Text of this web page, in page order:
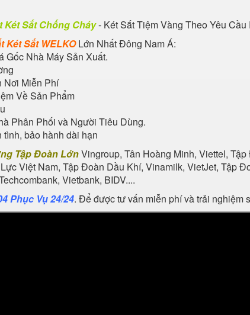
Két Sắt Chống Cháy- Két Sắt Tiệm Vàng Theo Yêu
Két Sắt WELKOLớn Nhất Đông Nam Á:
Gốc Nhà Máy Sản Xuất.
Nơi Miễn Phí
Về Sản Phẩm
Phân Phối và Người Tiêu Dùng.
bảo hành dài hạn
Tập Đoàn LớnVingroup, Tân Hoàng Minh, Viettel,
Việt Nam, Tập Đoàn Dầu Khí, Vinamilk, VietJet, Tập
Vietbank, BIDV....
Phục Vụ 24/24. Để được tư vấn miễn phí và trải nghiệm